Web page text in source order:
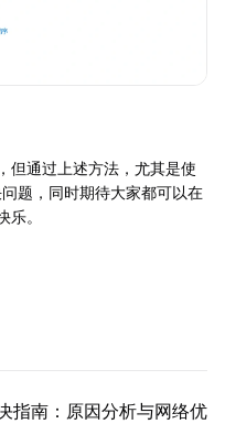
但通过上述方法，尤其是使
问题，同时期待大家都可以在
。
指南：原因分析与网络优